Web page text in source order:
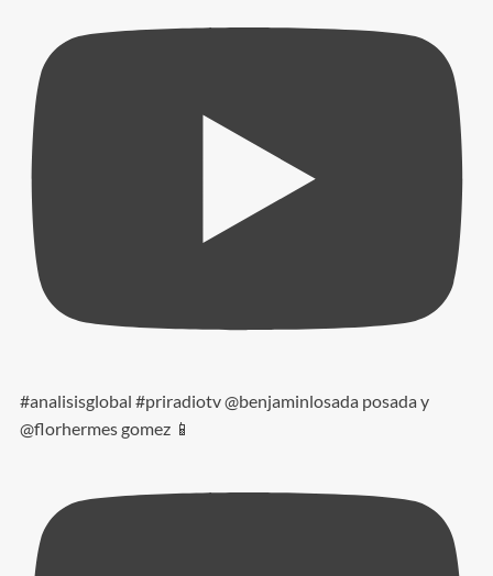
#analisisglobal #priradiotv @benjaminlosada posada y
@florhermes gomez 📱